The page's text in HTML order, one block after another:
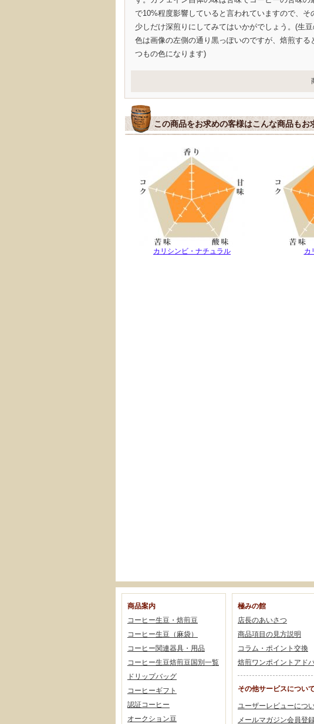
で10%程度影響していると言われていますので、そ
少しだけ深煎りにしてみてはいかがでしょう。(生豆
色は画像の左側の通り黒っぽいのですが、焙煎する
つもの色になります)
この商品をお求めの客様はこんな商品もお
カリシンビ・ナチュラル カ
商品案内
コーヒー生豆・焙煎豆
コーヒー生豆（麻袋）
コーヒー関連器具・用品
コーヒー生豆焙煎豆国別一覧
ドリップバッグ
コーヒーギフト
認証コーヒー
オークション豆
極みの館
店長のあいさつ
商品項目の見方説明
コラム・ポイント交換
焙煎ワンポイントアド
その他サービスについて
ユーザーレビューにつ
メールマガジン会員登